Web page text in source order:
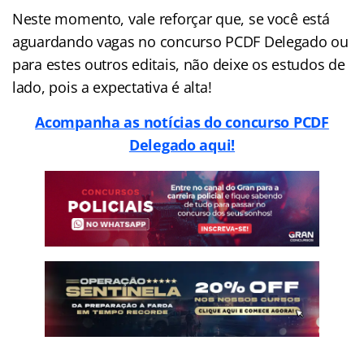
Neste momento, vale reforçar que, se você está
aguardando vagas no concurso PCDF Delegado ou
para estes outros editais, não deixe os estudos de
lado, pois a expectativa é alta!
Acompanha as notícias do concurso PCDF
Delegado aqui!